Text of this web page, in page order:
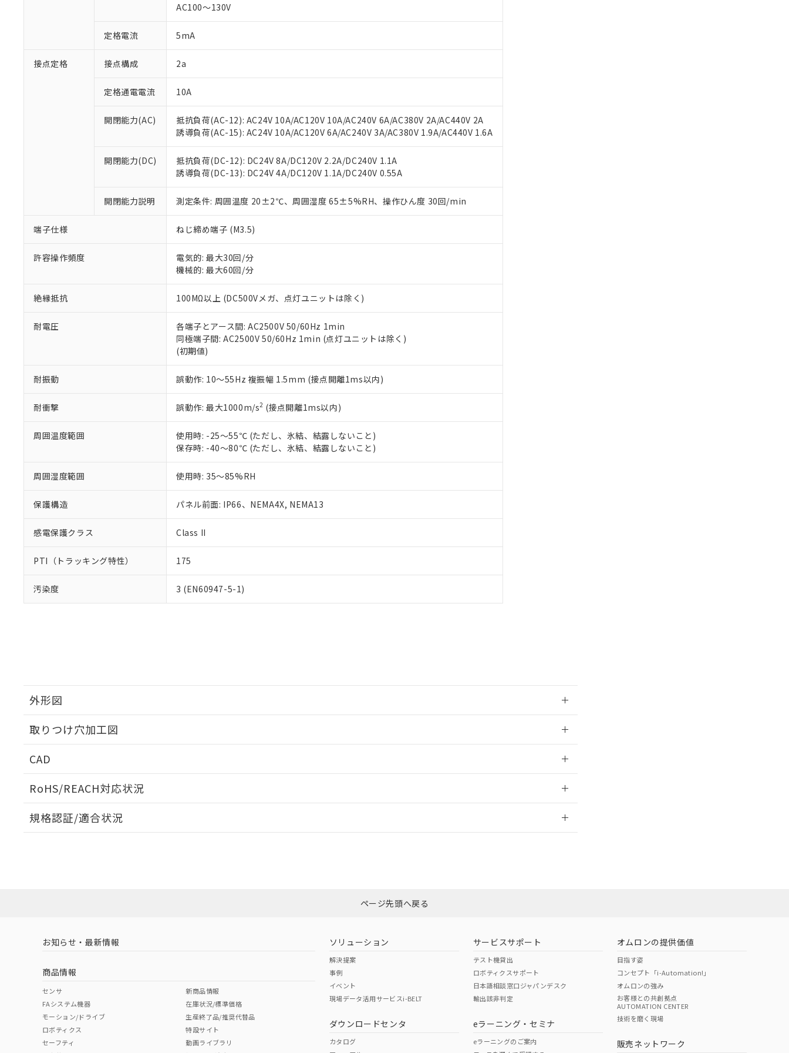
AC100～130V
定格電流 5mA
接点定格 接点構成 2a
定格通電電流 10A
開閉能力(AC)
抵抗負荷(AC-12): AC24V 10A/AC120V 10A/AC240V 6A/AC380V 2A/AC440V 2A
誘導負荷(AC-15): AC24V 10A/AC120V 6A/AC240V 3A/AC380V 1.9A/AC440V 1.6A
開閉能力(DC)
抵抗負荷(DC-12): DC24V 8A/DC120V 2.2A/DC240V 1.1A
誘導負荷(DC-13): DC24V 4A/DC120V 1.1A/DC240V 0.55A
開閉能力説明 測定条件: 周囲温度 20±2℃、周囲湿度 65±5%RH、操作ひん度 30回/min
端子仕様 ねじ締め端子 (M3.5)
許容操作頻度
電気的: 最大30回/分
機械的: 最大60回/分
絶縁抵抗 100MΩ以上 (DC500Vメガ、点灯ユニットは除く)
耐電圧
各端子とアース間: AC2500V 50/60Hz 1min
同極端子間: AC2500V 50/60Hz 1min (点灯ユニットは除く)
(初期値)
耐振動 誤動作: 10～55Hz 複振幅 1.5mm (接点開離1ms以内)
耐衝撃 誤動作: 最大1000m/s2 (接点開離1ms以内)
周囲温度範囲
使用時: -25～55℃ (ただし、氷結、結露しないこと)
保存時: -40～80℃ (ただし、氷結、結露しないこと)
周囲湿度範囲 使用時: 35～85%RH
保護構造 パネル前面: IP66、NEMA4X, NEMA13
感電保護クラス Class II
PTI（トラッキング特性） 175
汚染度 3 (EN60947-5-1)
外形図
取りつけ穴加工図
CAD
RoHS/REACH対応状況
EU RoHS 注意事項・凡例
ダウンロードはこちら
中国 RoHS 注意事項・凡例
中国 RoHS表
Pb Hg Cr(VI)
規格認証/適合状況
（イギリス
（ノルウェー
（日本
（アメリカ
この製品の規格認証/適合状況ページへ
その他の認証はこちらのページからご検索ください
以下の条件をお読みいただき、同意のうえご利用ください。
正式な納期状況および標準価格はお客様のお取引先、またはお客様担当のオムロン制御機器販売店・
当社販売員にご相談ください。
オムロン制御機器販売店や当社販売拠点は「販売ネットワーク
」をご確認ください。
在庫状況および標準価格結果を当社の事前の承諾なく第三者に漏洩または開示しないようお願いしま
す。
マイパーツ機能（部品リスト作成サービス）をご利用いただくには、I-Webメンバーズにご登録され
ている必要があります。
が、当社の製品・サービスに関するお客様との取引・商談に必要な範囲で利用することをご了承くだ
さい。
※当社の共同利用者とは、
いる法人を指します。
があります。
*EU RoHS指令（10物質）：
六価クロム(Cr(Ⅵ)) 1000ppm以下、ポリ臭化ビフェニル類(PBB) 1000ppm以下、ポリ臭化ジフェニルエーテル類(PBDE) 1000ppm以下、
但し、RoHS指令で産業用監視および制御機器に対する適用除外項目は除く。
フタル酸エステル類の４物質については閾値を超える意図的な使用がないことを確認しています。
※2 対応予定月
部品在庫の切り替え状況などにより、予定月が前後することがあります。
※3 非含有証明書ダウンロード
EU RoHS指令（10物質）の非含有証明書
51物質の非含有証明書（当社基準）
※本証明書は発行日時点で非含有を証明するもので、過去に遡って非含有を証明するものではありません。
また、RoHS指令のフタル酸エステル類４物質の対応では、対応完了までの期間は出荷製品に未対応品が
混在することから備考欄に対応日を記載しておりました。
既に当社にて対応品への在庫切替を完了していることから、特段のことがない限り、2022年1月12日よ
「×」：最大均質材料含有率が中国RoHSの基準値を超えていることを示します。
「－」：未確認です。当社販売部門へお問い合わせください。
Pb(鉛) :1000ppm、 Hg(水銀) : 1000ppm、 Cd(カドミウム) : 100ppm、
DBP(フタル酸ジブチル) : 1000ppm、 DIBP(フタル酸ジイソブチル) : 1000ppm、 BBP(フタル酸ブチルベンジル) : 1000ppm、
※2 環境保護使用期限
「ｅ」：有害物質（10物質）のすべてが基準値以下であることを示します。
「10」：通常の使用状況下において有害物質が外部に漏えいし、環境に深刻な影響を及ぼさない年数を意
味します。
「－」：未確認です。当社販売部門へお問い合わせください。
う）を輸出または国外への提供する場合は、日本国政府の輸出許可(または役務取引許可)を取得する
置等に一切使用いたしません。
当社は、貴社製品を第三者に販売する場合は、上記1、2および3の内容を当該第三者に通知します。
また当社は、販売先および販売に係わる関係者が違法に輸出するおそれがある場合は、取り引きをい
たしません。
記
説明
△ 一定数には満たないが在庫あり
－
在庫なし(最新の在庫状況については、お客様のお取引先、またはお客様担当のオムロン制御
機器販売店・当社販売員にご確認ください)
空
白
受注生産機種、また在庫状況の情報を公開していない機種
ページ先頭へ戻る
お知らせ・最新情報
商品情報
センサ
FAシステム機器
モーション/ドライブ
ロボティクス
セーフティ
新商品情報
在庫状況/標準価格
生産終了品/推奨代替品
特設サイト
動画ライブラリ
ソリューション
解決提案
事例
イベント
現場データ活用サービスi-BELT
ダウンロードセンタ
カタログ
サービスサポート
テスト機貸出
ロボティクスサポート
日本語相談窓口ジャパンデスク
輸出該非判定
eラーニング・セミナ
eラーニングのご案内
オムロンの提供価値
目指す姿
コンセプト「i-Automation!」
オムロンの強み
お客様との共創拠点
AUTOMATION CENTER
技術を磨く現場
販売ネットワーク